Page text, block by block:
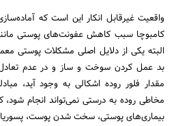
واقعیت غیرقابل انکار این است که
کامبوچا سبب کاهش عفونت‌های پوستی
البته یکی از دلایل اصلی مشکلات پوستی
بد عمل کردن سوخت و ساز و در عدم تعادل
مقدار فلور روده اشکالی به وجود آید،
مخاطی روده به درستی نمی‌تواند انجام
بیماری‌های پوستی، سخت شدن پوست،